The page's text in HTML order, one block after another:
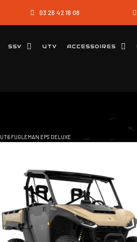
03 26 42 16 08
SSV UTV ACCESSOIRES
UT6 FUGLEMAN EPS DELUXE